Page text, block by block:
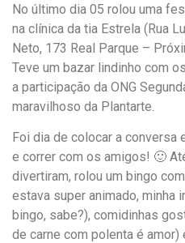
No último dia 05 rolou uma
na clínica da tia Estrela (Rua
Neto, 173 Real Parque –
Teve um bazar lindinho com
a participação da ONG
maravilhoso da Plantarte.
Foi dia de colocar a conversa
e correr com os amigos! 🙂
divertiram, rolou um bingo
estava super animado, minha
bingo, sabe?), comidinhas
de carne com polenta é amor)